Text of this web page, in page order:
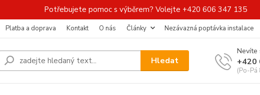
Potřebujete pomoc s výběrem? Volejte +420 606 347 135
Platba a doprava Kontakt O nás Články Nezávazná poptávka instalace
Hledat
Nevíte
+420
(Po-Pá